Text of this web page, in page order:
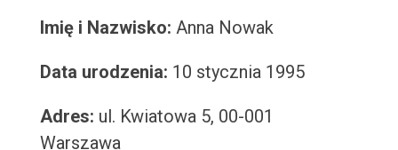
Imię i Nazwisko: Anna Nowak
Data urodzenia: 10 stycznia 1995
Adres: ul. Kwiatowa 5, 00-001
Warszawa